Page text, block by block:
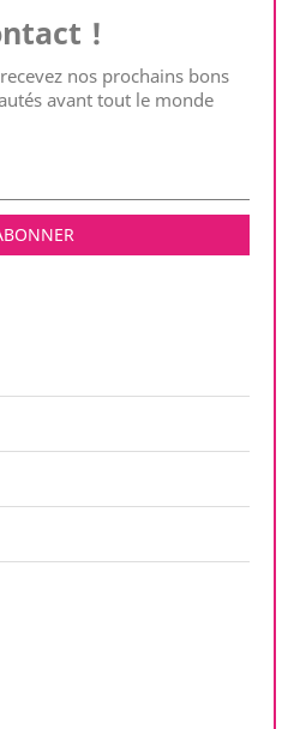
!
nos prochains bons
avant tout le monde